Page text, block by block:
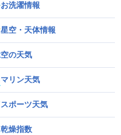
お洗濯情報
星空・天体情報
空の天気
マリン天気
スポーツ天気
乾燥指数